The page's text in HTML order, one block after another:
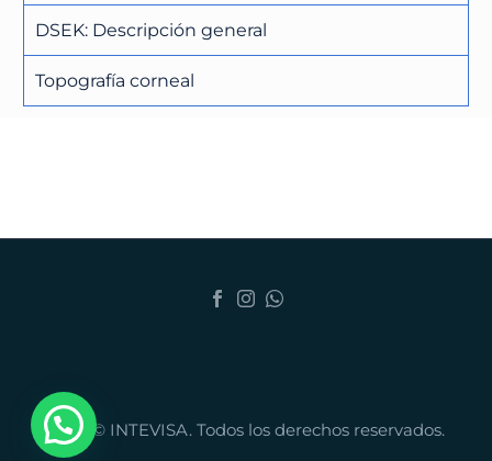
DSEK: Descripción general
Topografía corneal
2026 © INTEVISA. Todos los derechos reservados.